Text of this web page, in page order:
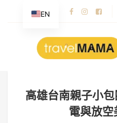
高雄台南親子小
電與放
EN